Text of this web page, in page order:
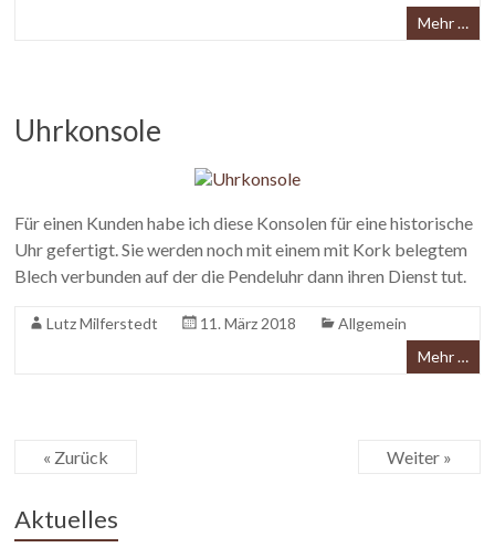
Mehr …
Uhrkonsole
Für einen Kunden habe ich diese Konsolen für eine historische
Uhr gefertigt. Sie werden noch mit einem mit Kork belegtem
Blech verbunden auf der die Pendeluhr dann ihren Dienst tut.
Lutz Milferstedt 11. März 2018
Allgemein
Mehr …
« Zurück Weiter »
Aktuelles